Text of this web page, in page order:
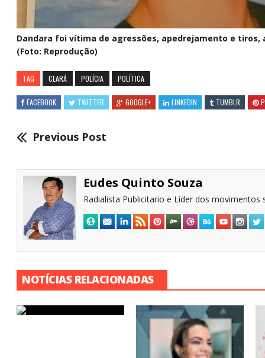
Dandara foi vítima de agressões, apedrejamento e
(Foto: Reprodução)
TAG CEARÁ POLÍCIA POLÍTICA
FACEBOOK TWITTER GOOGLE+ LINKEDIN TUMBLR
Previous Post
Eudes Quinto Souza
Radialista Publicitario e Líder dos movimentos
NOTÍCIAS RELACIONADAS